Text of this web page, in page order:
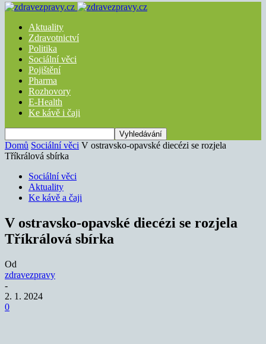
Aktuality
Zdravotnictví
Politika
Sociální věci
Pojištění
Pharma
Rozhovory
E-Health
Ke kávě i čaji
Domů Sociální věci V ostravsko-opavské diecézi se rozjela
Tříkrálová sbírka
Sociální věci
Aktuality
Ke kávě a čaji
V ostravsko-opavské diecézi se rozjela
Tříkrálová sbírka
Od
zdravezpravy
-
2. 1. 2024
0